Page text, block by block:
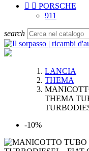
  PORSCHE
911
search
LANCIA
THEMA
THEMA
-10%